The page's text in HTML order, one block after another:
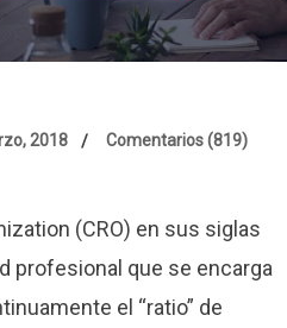
2018 Comentarios (819)
(CRO) en sus siglas
profesional que se encarga
el “ratio” de